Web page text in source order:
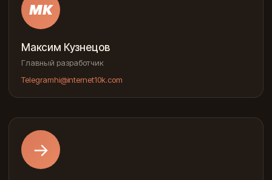
МК
Максим Кузнецов
Главный разработчик
Telegramhi@internet10k.com
→